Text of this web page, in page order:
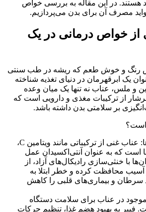
هستند. در این مقاله به بررسی خواص
مصرف آن برای بدن می‌پردازیم.
از خواص درمانی در یک
رنگ و خوش طعم که ریشه در طب سنتی
یک ابرقهرمان در دنیای تغذیه شناخته
و ملس، عناب نه تنها یک میان وعده
از ترکیبات مغذی و دارویی است که
بر سلامتی بدن داشته باشد.
است؟
انباری از آنتی‌اکسیدان‌ها: عناب غنی از ترکیباتی مانند ویتامین C،
است که به عنوان آنتی‌اکسیدان عمل
با خنثی‌سازی رادیکال‌های آزاد، از
آسیب محافظت کرده و خطر ابتلا به
سرطان و بیماری‌های قلبی را کاهش
موجود در عناب برای سلامت دستگاه
فیبر به بهبود هضم غذا، تنظیم حرکات